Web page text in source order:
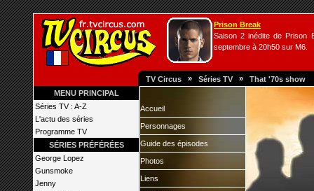
Prison Break
Saison 2 inédite de Prison
septembre à 20h50 sur M6.
TV Circus » Séries TV » That '70s show
MENU PRINCIPAL
Séries TV : A-Z
L'actu des séries
Programme TV
SÉRIES PRÉFÉRÉES
George Lopez
Gunsmoke
Jenny
Accueil
Personnages
Guide des épisodes
Photos
Liens